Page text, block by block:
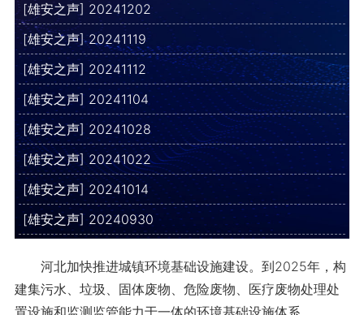
[雄安之声] 20241202
[雄安之声] 20241119
[雄安之声] 20241112
[雄安之声] 20241104
[雄安之声] 20241028
[雄安之声] 20241022
[雄安之声] 20241014
[雄安之声] 20240930
河北加快推进城镇环境基础设施建设。到2025年，构
建集污水、垃圾、固体废物、危险废物、医疗废物处理处
置设施和监测监管能力于一体的环境基础设施体系。